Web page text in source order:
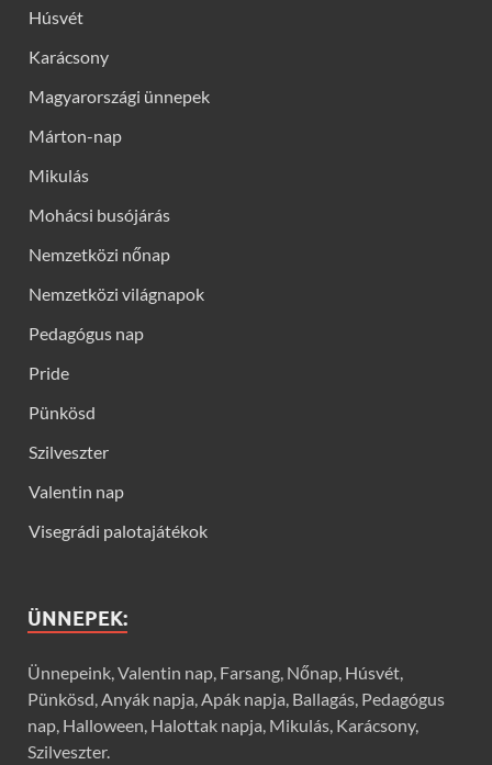
Húsvét
Karácsony
Magyarországi ünnepek
Márton-nap
Mikulás
Mohácsi busójárás
Nemzetközi nőnap
Nemzetközi világnapok
Pedagógus nap
Pride
Pünkösd
Szilveszter
Valentin nap
Visegrádi palotajátékok
ÜNNEPEK:
Ünnepeink, Valentin nap, Farsang, Nőnap, Húsvét,
Pünkösd, Anyák napja, Apák napja, Ballagás, Pedagógus
nap, Halloween, Halottak napja, Mikulás, Karácsony,
Szilveszter.